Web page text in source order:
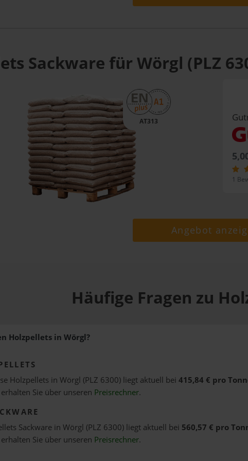
Sackware für Wörgl (PLZ
AT313
1
Angebot
Häufige Fragen zu
Holzpellets in Wörgl?
Holzpellets in Wörgl (PLZ 6300) liegt aktuell bei 415,84 € pro
Sie über unseren Preisrechner.
Sackware in Wörgl (PLZ 6300) liegt aktuell bei 560,57 € pro
Sie über unseren Preisrechner.